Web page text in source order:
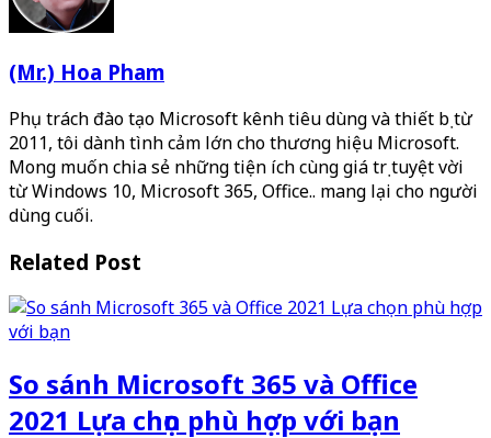
(Mr.) Hoa Pham
Phụ trách đào tạo Microsoft kênh tiêu dùng và thiết bị từ
2011, tôi dành tình cảm lớn cho thương hiệu Microsoft.
Mong muốn chia sẻ những tiện ích cùng giá trị tuyệt vời
từ Windows 10, Microsoft 365, Office.. mang lại cho người
dùng cuối.
Related Post
So sánh Microsoft 365 và Office
2021 Lựa chọn phù hợp với bạn